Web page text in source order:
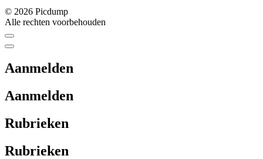
© 2026 Picdump
Alle rechten voorbehouden
Aanmelden
Aanmelden
Rubrieken
Rubrieken